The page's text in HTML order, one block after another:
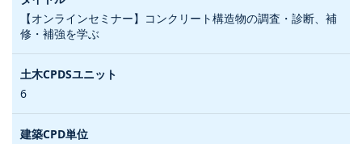
【オンラインセミナー】コンクリート構造物の調査・診断、補
修・補強を学ぶ
6